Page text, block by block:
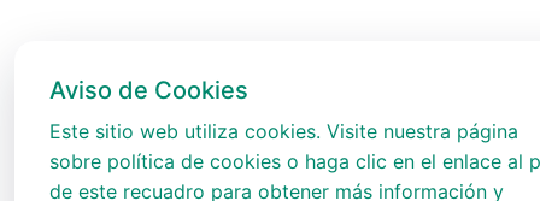
Aviso de Cookies
Este sitio web utiliza cookies. Visite nuestra página
sobre política de cookies o haga clic en el enlace al
de este recuadro para obtener más información y